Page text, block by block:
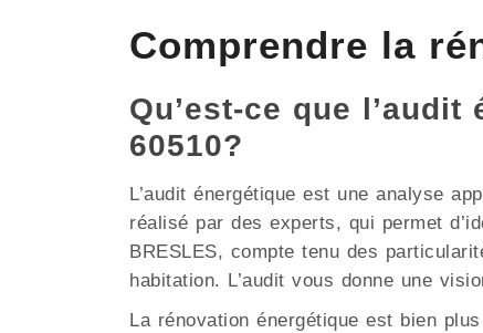
Comprendre la
Qu’est-ce que
60510?
L’audit énergétique est une analyse
réalisé par des experts, qui permet
BRESLES, compte tenu des
habitation. L’audit vous donne une
La rénovation énergétique est bien